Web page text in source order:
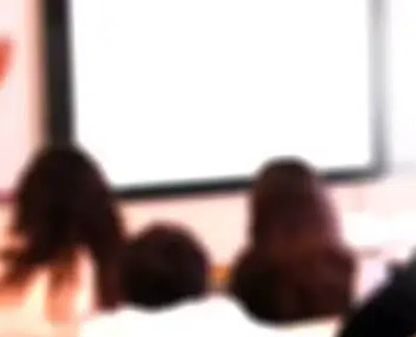
Bursa
Çanakkale
Çankırı
Çorum